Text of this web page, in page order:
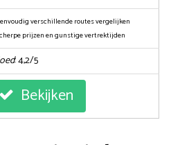
verschillende routes vergelijken
prijzen en gunstige vertrektijden
: 4,2/5
Bekijken